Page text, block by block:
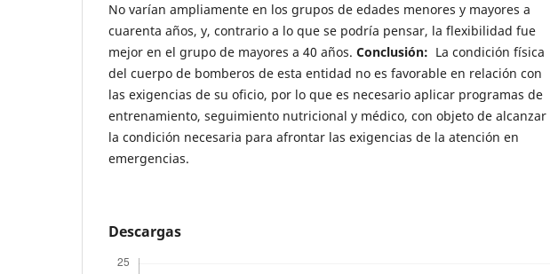
No varían ampliamente en los grupos de edades menores y mayores a
cuarenta años, y, contrario a lo que se podría pensar, la flexibilidad fue
mejor en el grupo de mayores a 40 años. Conclusión: La condición física
del cuerpo de bomberos de esta entidad no es favorable en relación con
las exigencias de su oficio, por lo que es necesario aplicar programas de
entrenamiento, seguimiento nutricional y médico, con objeto de alcanzar
la condición necesaria para afrontar las exigencias de la atención en
emergencias.
Descargas